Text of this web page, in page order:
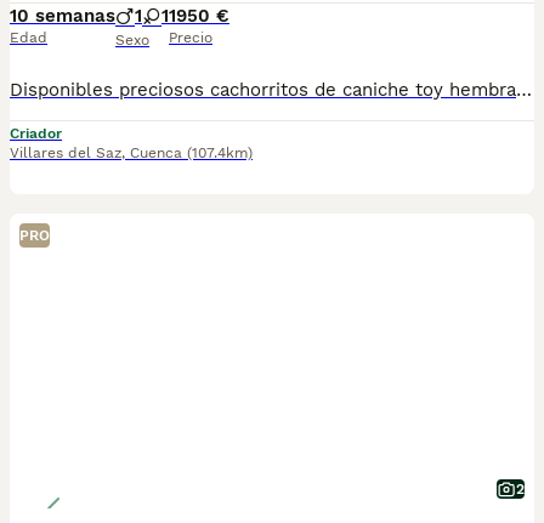
10 semanas
Edad
1 1
Sexo
1950 €
Precio
Disponibles preciosos cachorritos de caniche toy hembra y macho un verdadero encanto se entregarán primera semana de septiembre con toda la vacunación completa, para que se. Vallan fuertes y sanos con sus nuevas familias estos cachorritos que estás viendo en las fotos ya que son actuales de los cachorros disponibles, para más información no dudes en pedirnos información estaremos encantados de poderte ayudar. Un saludo Hembra 2200
Criador
Villares del Saz, Cuenca (107.4km)
PRO
2